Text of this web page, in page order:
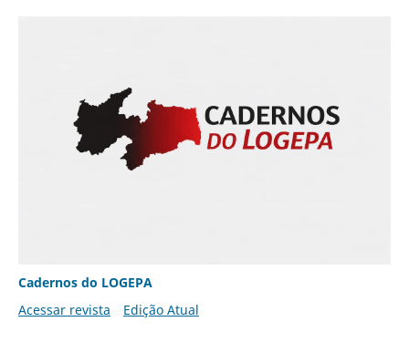
Cadernos do LOGEPA
Acessar revista
Edição Atual